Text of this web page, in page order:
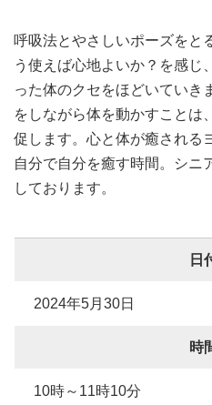
呼吸法とやさしいポーズをと
う使えば心地よいか？を感じ
った体のクセをほどいていき
をしながら体を動かすことは
促します。心と体が癒される
自分で自分を癒す時間。シニ
しております。
日
2024年5月30日
時
10時～11時10分